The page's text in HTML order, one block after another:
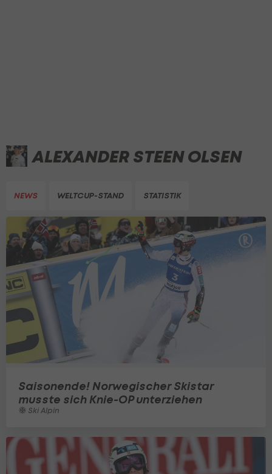
ALEXANDER STEEN OLSEN
NEWS WELTCUP-STAND STATISTIK
Saisonende! Norwegischer Skistar
musste sich Knie-OP unterziehen
Ski Alpin